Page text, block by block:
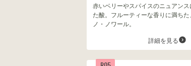
赤いベリーやスパイスのニュアン
た酸。フルーティーな香りに満ち
ノ・ノワール。
詳細を見る